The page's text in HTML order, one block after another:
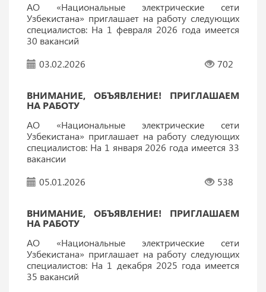
АО «Национальные электрические сети
Узбекистана» приглашает на работу следующих
специалистов: На 1 февраля 2026 года имеется
30 вакансий
03.02.2026
702
ВНИМАНИЕ, ОБЪЯВЛЕНИЕ! ПРИГЛАШАЕМ
НА РАБОТУ
АО «Национальные электрические сети
Узбекистана» приглашает на работу следующих
специалистов: На 1 января 2026 года имеется 33
вакансии
05.01.2026
538
ВНИМАНИЕ, ОБЪЯВЛЕНИЕ! ПРИГЛАШАЕМ
НА РАБОТУ
АО «Национальные электрические сети
Узбекистана» приглашает на работу следующих
специалистов: На 1 декабря 2025 года имеется
35 вакансий